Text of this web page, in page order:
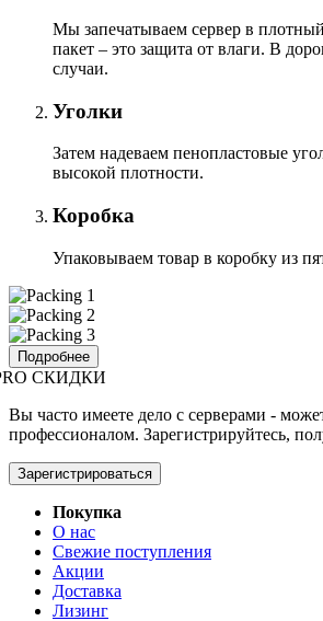
Мы запечатываем сервер в
пакет – это защита от влаги. В
случаи.
Уголки
Затем надеваем пенопластовые
высокой плотности.
Коробка
Упаковываем товар в коробку из
Подробнее
СКИДКИ
Вы часто имеете дело с серверами -
профессионалом. Зарегистрируйтесь,
Зарегистрироваться
Покупка
О нас
Свежие поступления
Акции
Доставка
Лизинг